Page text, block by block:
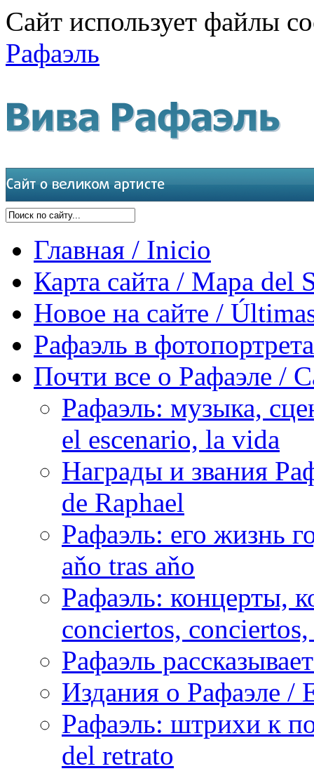
Сайт использует файлы
Рафаэль
Главная / Inicio
Карта сайта / Mapa del
Новое на сайте /
Рафаэль в
Почти все о Рафаэле /
Рафаэль: музыка,
el escenario, la vida
Награды и звания
de Raphael
Рафаэль: его жизнь
aňo tras aňo
Рафаэль: концерты,
conciertos,
Рафаэль
Издания о Рафаэле /
Рафаэль: штрихи к
del retrato